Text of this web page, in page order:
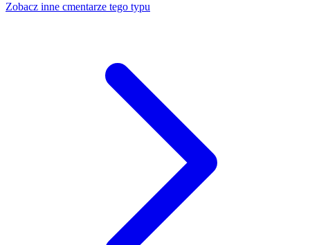
Zobacz inne cmentarze tego typu